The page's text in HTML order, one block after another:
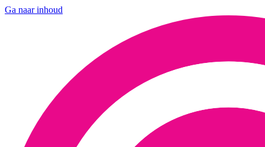
Ga naar inhoud